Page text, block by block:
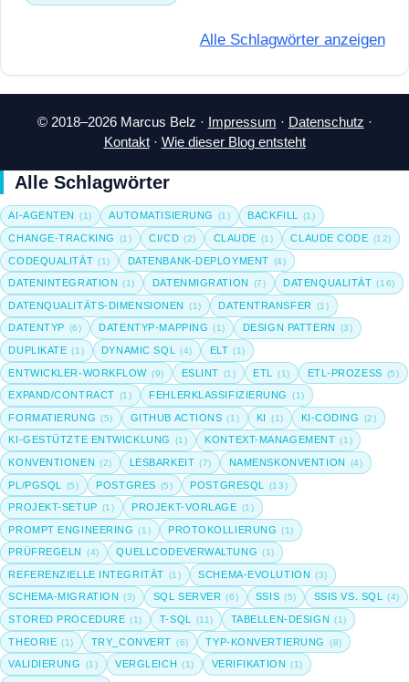
Alle Schlagwörter anzeigen
© 2018–2026 Marcus Belz · Impressum · Datenschutz ·
Kontakt· Wie dieser Blog entsteht
Alle Schlagwörter
AI-AGENTEN (1) AUTOMATISIERUNG (1) BACKFILL (1)
CHANGE-TRACKING (1) CI/CD (2) CLAUDE (1) CLAUDE CODE (12)
CODEQUALITÄT (1) DATENBANK-DEPLOYMENT (4)
DATENINTEGRATION (1) DATENMIGRATION (7) DATENQUALITÄT (16)
DATENQUALITÄTS-DIMENSIONEN (1) DATENTRANSFER (1)
DATENTYP (6) DATENTYP-MAPPING (1) DESIGN PATTERN (3)
DUPLIKATE (1) DYNAMIC SQL (4) ELT (1)
ENTWICKLER-WORKFLOW (9) ESLINT (1) ETL (1) ETL-PROZESS (5)
EXPAND/CONTRACT (1) FEHLERKLASSIFIZIERUNG (1)
FORMATIERUNG (5) GITHUB ACTIONS (1) KI (1) KI-CODING (2)
KI-GESTÜTZTE ENTWICKLUNG (1) KONTEXT-MANAGEMENT (1)
KONVENTIONEN (2) LESBARKEIT (7) NAMENSKONVENTION (4)
PL/PGSQL (5) POSTGRES (5) POSTGRESQL (13)
PROJEKT-SETUP (1) PROJEKT-VORLAGE (1)
PROMPT ENGINEERING (1) PROTOKOLLIERUNG (1)
PRÜFREGELN (4) QUELLCODEVERWALTUNG (1)
REFERENZIELLE INTEGRITÄT (1) SCHEMA-EVOLUTION (3)
SCHEMA-MIGRATION (3) SQL SERVER (6) SSIS (5) SSIS VS. SQL (4)
STORED PROCEDURE (1) T-SQL (11) TABELLEN-DESIGN (1)
THEORIE (1) TRY_CONVERT (6) TYP-KONVERTIERUNG (8)
VALIDIERUNG (1) VERGLEICH (1) VERIFIKATION (1)